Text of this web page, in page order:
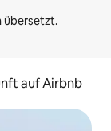
auf Airbnb